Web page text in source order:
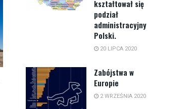
kształtował się
podział
administracyjny
Polski.
20 LIPCA 2020
Zabójstwa w
Europie
2 WRZEŚNIA 2020